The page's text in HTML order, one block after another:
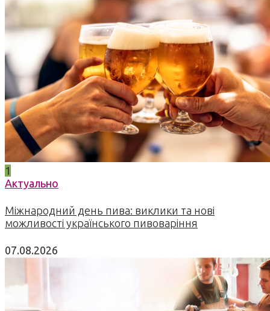
1
Актуально
Міжнародний день пива: виклики та нові
можливості українського пивоваріння
07.08.2026